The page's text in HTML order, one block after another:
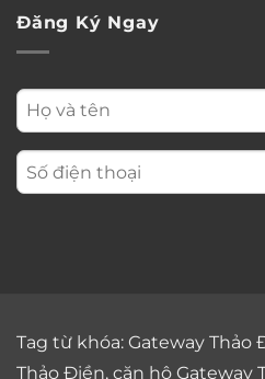
Đăng Ký Ngay
Tag từ khóa: Gateway Thảo
Thảo Điền, căn hộ Gateway